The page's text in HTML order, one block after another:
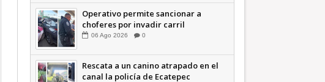
Operativo permite sancionar a
choferes por invadir carril
confinado: Ecatepec +Video |
06 Ago 2026 0
Rescata a un canino atrapado en el
canal la policía de Ecatepec